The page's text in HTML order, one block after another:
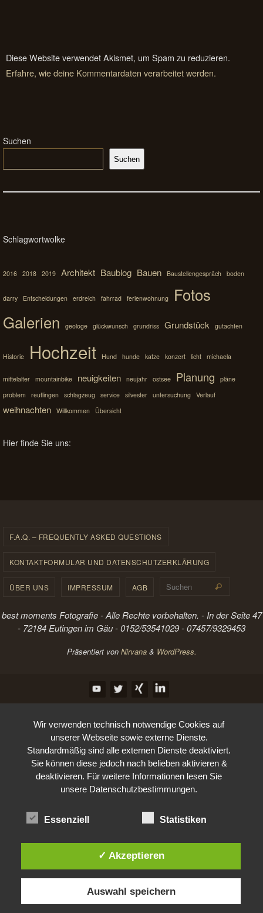
Diese Website verwendet Akismet, um Spam zu reduzieren.
Erfahre, wie deine Kommentardaten verarbeitet werden.
Suchen
Suchen
Schlagwortwolke
2016 2018 2019 Architekt Baublog Bauen Baustellengespräch boden
darry Entscheidungen erdreich fahrrad ferienwohnung
Fotos
Galerien
geologe glückwunsch grundriss Grundstück gutachten
Historie Hochzeit Hund hunde katze konzert licht michaela
mittelalter mountainbike neuigkeiten neujahr ostsee Planung
pläne
problem
reutlingen schlagzeug service silvester untersuchung Verlauf
weihnachten Willkommen Übersicht
Hier finde Sie uns:
F.A.Q. – FREQUENTLY ASKED QUESTIONS
KONTAKTFORMULAR UND DATENSCHUTZERKLÄRUNG
ÜBER UNS IMPRESSUM AGB Suchen
best moments Fotografie - Alle Rechte vorbehalten. - In der Seite 47
- 72184 Eutingen im Gäu - 0152/53541029 - 07457/9329453
Präsentiert von Nirvana& WordPress.
Wir verwenden technisch notwendige Cookies auf
unserer Webseite sowie externe Dienste.
Standardmäßig sind alle externen Dienste deaktiviert.
Sie können diese jedoch nach belieben aktivieren &
deaktivieren. Für weitere Informationen lesen Sie
unsere Datenschutzbestimmungen.
Essenziell Statistiken
✓ Akzeptieren
Auswahl speichern